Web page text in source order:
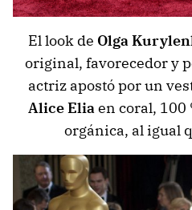
El look de Olga
original, favorecedor y
actriz apostó por un
Alice Eliaen coral, 100
orgánica, al igual